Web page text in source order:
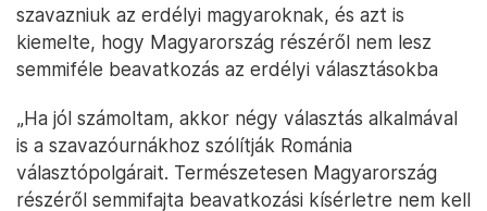
szavazniuk az erdélyi magyaroknak, és azt is
kiemelte, hogy Magyarország részéről nem lesz
semmiféle beavatkozás az erdélyi választásokba
„Ha jól számoltam, akkor négy választás alkalmával
is a szavazóurnákhoz szólítják Románia
választópolgárait. Természetesen Magyarország
részéről semmifajta beavatkozási kísérletre nem kell